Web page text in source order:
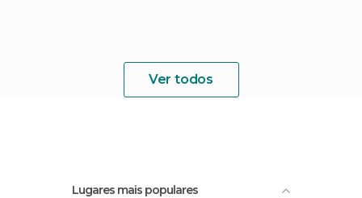
Ver todos
Lugares mais populares